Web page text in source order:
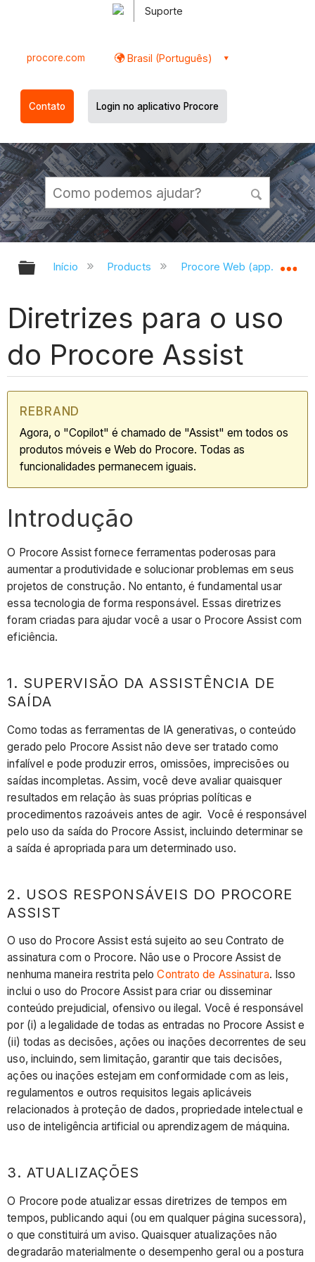
Suporte
procore.com Brasil (Português)
Contato Login no aplicativo Procore
Expandir/recolher hierarquia
Início Products Procore Web
Diretrizes para o uso
do Procore Assist
REBRAND
Agora, o "Copilot" é chamado de "Assist" em todos os
produtos móveis e Web do Procore. Todas as
funcionalidades permanecem iguais.
Introdução
O Procore Assist fornece ferramentas poderosas para
aumentar a produtividade e solucionar problemas em seus
projetos de construção. No entanto, é fundamental usar
essa tecnologia de forma responsável. Essas diretrizes
foram criadas para ajudar você a usar o Procore Assist com
eficiência.
1. SUPERVISÃO DA ASSISTÊNCIA DE
SAÍDA
Como todas as ferramentas de IA generativas, o conteúdo
gerado pelo Procore Assist não deve ser tratado como
infalível e pode produzir erros, omissões, imprecisões ou
saídas incompletas. Assim, você deve avaliar quaisquer
resultados em relação às suas próprias políticas e
procedimentos razoáveis antes de agir. Você é responsável
pelo uso da saída do Procore Assist, incluindo determinar se
a saída é apropriada para um determinado uso.
2. USOS RESPONSÁVEIS DO PROCORE
ASSIST
O uso do Procore Assist está sujeito ao seu Contrato de
assinatura com o Procore. Não use o Procore Assist de
nenhuma maneira restrita peloContrato de Assinatura. Isso
inclui o uso do Procore Assist para criar ou disseminar
conteúdo prejudicial, ofensivo ou ilegal. Você é responsável
por (i) a legalidade de todas as entradas no Procore Assist e
(ii) todas as decisões, ações ou inações decorrentes de seu
uso, incluindo, sem limitação, garantir que tais decisões,
ações ou inações estejam em conformidade com as leis,
regulamentos e outros requisitos legais aplicáveis
relacionados à proteção de dados, propriedade intelectual e
uso de inteligência artificial ou aprendizagem de máquina.
3. ATUALIZAÇÕES
O Procore pode atualizar essas diretrizes de tempos em
tempos, publicando aqui (ou em qualquer página sucessora),
o que constituirá um aviso. Quaisquer atualizações não
degradarão materialmente o desempenho geral ou a postura